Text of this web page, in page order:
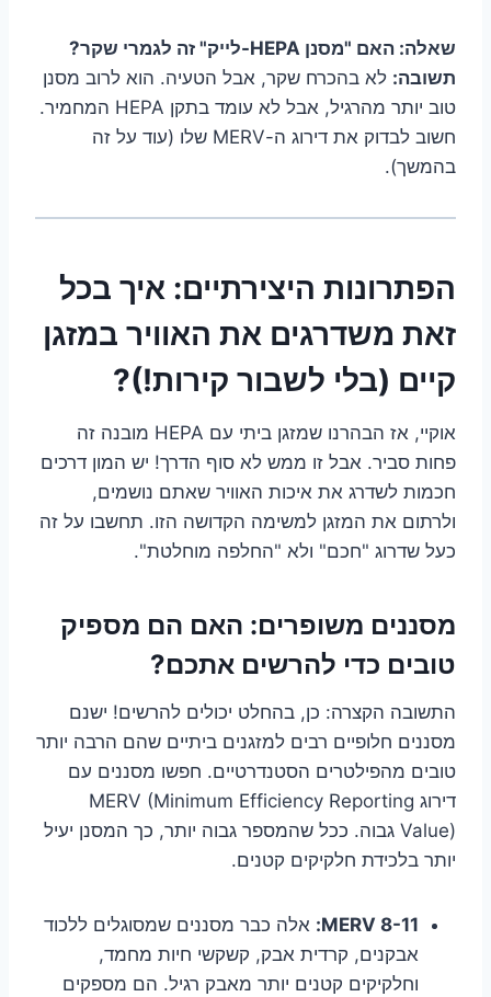
שאלה: האם "מסנן HEPA-לייק" זה לגמרי שקר?
תשובה: לא בהכרח שקר, אבל הטעיה. הוא לרוב מסנן
טוב יותר מהרגיל, אבל לא עומד בתקן HEPA המחמיר.
חשוב לבדוק את דירוג ה-MERV שלו (עוד על זה
בהמשך).
הפתרונות היצירתיים: איך בכל
זאת משדרגים את האוויר במזגן
קיים (בלי לשבור קירות!)?
אוקיי, אז הבהרנו שמזגן ביתי עם HEPA מובנה זה
פחות סביר. אבל זו ממש לא סוף הדרך! יש המון דרכים
חכמות לשדרג את איכות האוויר שאתם נושמים,
ולרתום את המזגן למשימה הקדושה הזו. תחשבו על זה
כעל שדרוג "חכם" ולא "החלפה מוחלטת".
מסננים משופרים: האם הם מספיק
טובים כדי להרשים אתכם?
התשובה הקצרה: כן, בהחלט יכולים להרשים! ישנם
מסננים חלופיים רבים למזגנים ביתיים שהם הרבה יותר
טובים מהפילטרים הסטנדרטיים. חפשו מסננים עם
דירוג MERV (Minimum Efficiency Reporting
Value) גבוה. ככל שהמספר גבוה יותר, כך המסנן יעיל
יותר בלכידת חלקיקים קטנים.
MERV 8-11: אלה כבר מסננים שמסוגלים ללכוד
אבקנים, קרדית אבק, קשקשי חיות מחמד,
וחלקיקים קטנים יותר מאבק רגיל. הם מספקים